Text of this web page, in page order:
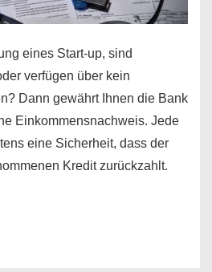
eines Start-up, sind
verfügen über kein
Dann gewährt Ihnen die Bank
Einkommensnachweis. Jede
eine Sicherheit, dass der
Kredit zurückzahlt.